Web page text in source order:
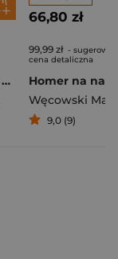
Pierogi z kimchi. Moje ulubione azjatyckie przepisy
66,80 zł
99,99 zł -
cena detaliczna
Węcowski
9,0 (9)